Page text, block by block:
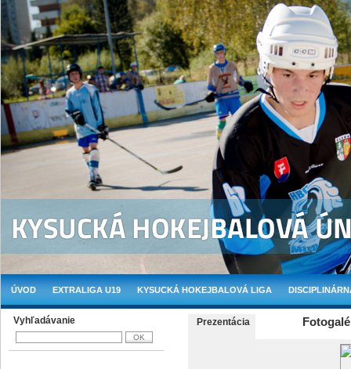
ÚVOD EXTRALIGA U19 KYSUCKÁ HOKEJBALOVÁ LIGA
Vyhľadávanie Prezentácia